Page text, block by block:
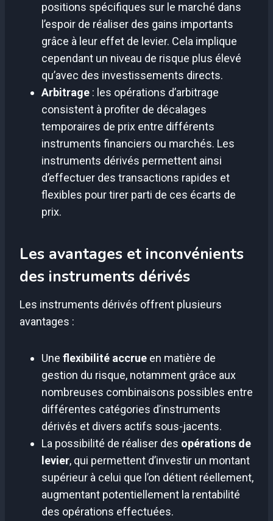
positions spécifiques sur le marché dans
l’espoir de réaliser des gains importants
grâce à leur effet de levier. Cela implique
cependant un niveau de risque plus élevé
qu’avec des investissements directs.
Arbitrage : les opérations d’arbitrage
consistent à profiter de décalages
temporaires de prix entre différents
instruments financiers ou marchés. Les
instruments dérivés permettent ainsi
d’effectuer des transactions rapides et
flexibles pour tirer parti de ces écarts de
prix.
Les avantages et inconvénients
des instruments dérivés
Les instruments dérivés offrent plusieurs
avantages :
Une flexibilité accrue en matière de
gestion du risque, notamment grâce aux
nombreuses combinaisons possibles entre
différentes catégories d’instruments
dérivés et divers actifs sous-jacents.
La possibilité de réaliser des opérations de
levier, qui permettent d’investir un montant
supérieur à celui que l’on détient réellement,
augmentant potentiellement la rentabilité
des opérations effectuées.